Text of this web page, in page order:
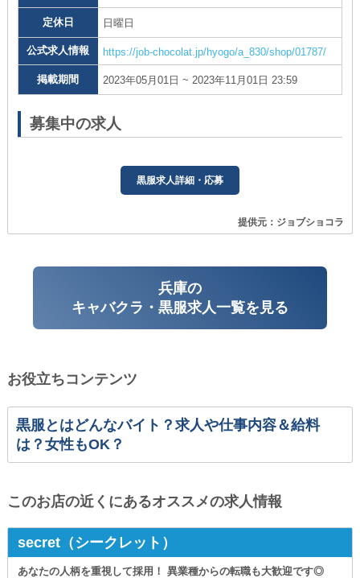
定休日 日曜日
公式求人情報 https://job-chocolat.jp/hyogo/a_830/shop/01787/
掲載期間 2023年05月01日 ~ 2023年11月01日 23:59
募集中の求人
黒服求人詳細・応募
提供元：ジョブショコラ
兵庫の
キャバクラ・黒服求人一覧を見る
お役立ちコンテンツ
黒服とはどんなバイト？求人や仕事内容＆給料
は？女性もOK？
このお店の近くにあるオススメの求人情報
secret（シークレット）
あなたの人柄を重視して採用！ 異業種からの転職も大歓迎です◎